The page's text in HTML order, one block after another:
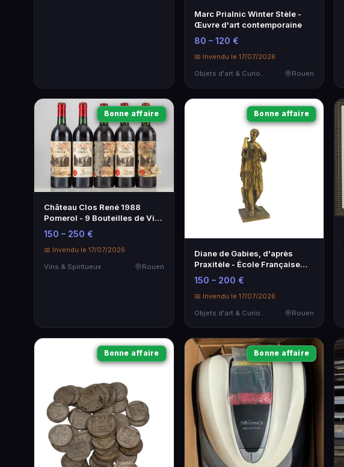
Marc Prialnic Winter Stèle -
Œuvre d'art contemporaine
80 – 120 €
📅 Invendu le 17/07/2026
Objets d'art & Curiosités
Rouen
Bonne affaire
Château Clos René 1988
Pomerol - 9 Bouteilles de Vin
Rares
150 – 250 €
📅 Invendu le 17/07/2026
Vins & Spiritueux
Rouen
Bonne affaire
Diane de Gabies, d'après
Praxitèle - École Française
XIXe
150 – 200 €
📅 Invendu le 17/07/2026
Objets d'art & Curiosités
Rouen
Bonne affaire Bonne affaire